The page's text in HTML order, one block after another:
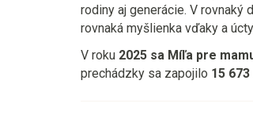
rodiny aj generácie. V rovnaký
rovnaká myšlienka vďaky a
V roku 2025 sa Míľa pre
prechádzky sa zapojilo 15